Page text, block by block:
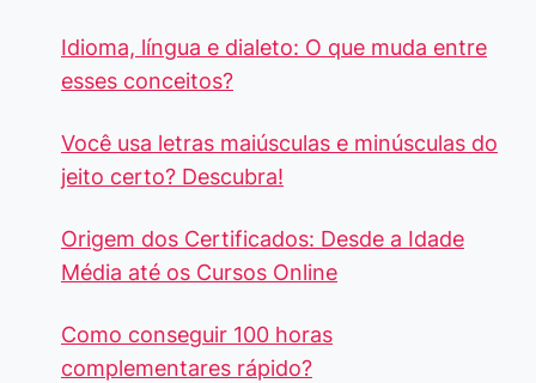
Idioma, língua e dialeto: O que muda entre
esses conceitos?
Você usa letras maiúsculas e minúsculas do
jeito certo? Descubra!
Origem dos Certificados: Desde a Idade
Média até os Cursos Online
Como conseguir 100 horas
complementares rápido?